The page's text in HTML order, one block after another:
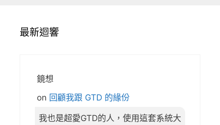
最新迴響
鏡想
on 回顧我跟 GTD 的緣份
我也是超愛GTD的人，使用這套系統大